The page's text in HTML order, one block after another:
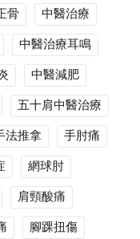
骨
中醫治療
中醫治療耳鳴
中醫減肥
五十肩中醫治療
法推拿
手肘痛
網球肘
肩頸酸痛
腳踝扭傷